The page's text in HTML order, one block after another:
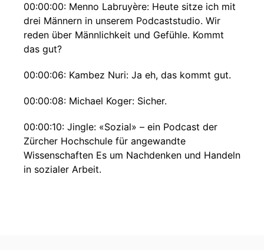
00:00:00: Menno Labruyère: Heute sitze ich mit
drei Männern in unserem Podcaststudio. Wir
reden über Männlichkeit und Gefühle. Kommt
das gut?
00:00:06: Kambez Nuri: Ja eh, das kommt gut.
00:00:08: Michael Koger: Sicher.
00:00:10: Jingle: «Sozial» – ein Podcast der
Zürcher Hochschule für angewandte
Wissenschaften Es um Nachdenken und Handeln
in sozialer Arbeit.